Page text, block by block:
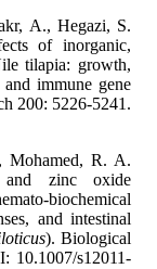
A., Hegazi, S.
of inorganic,
tilapia: growth,
immune gene
200: 5226-5241.
R. A.
and zinc oxide
biochemical
and intestinal
). Biological
10.1007/s12011-